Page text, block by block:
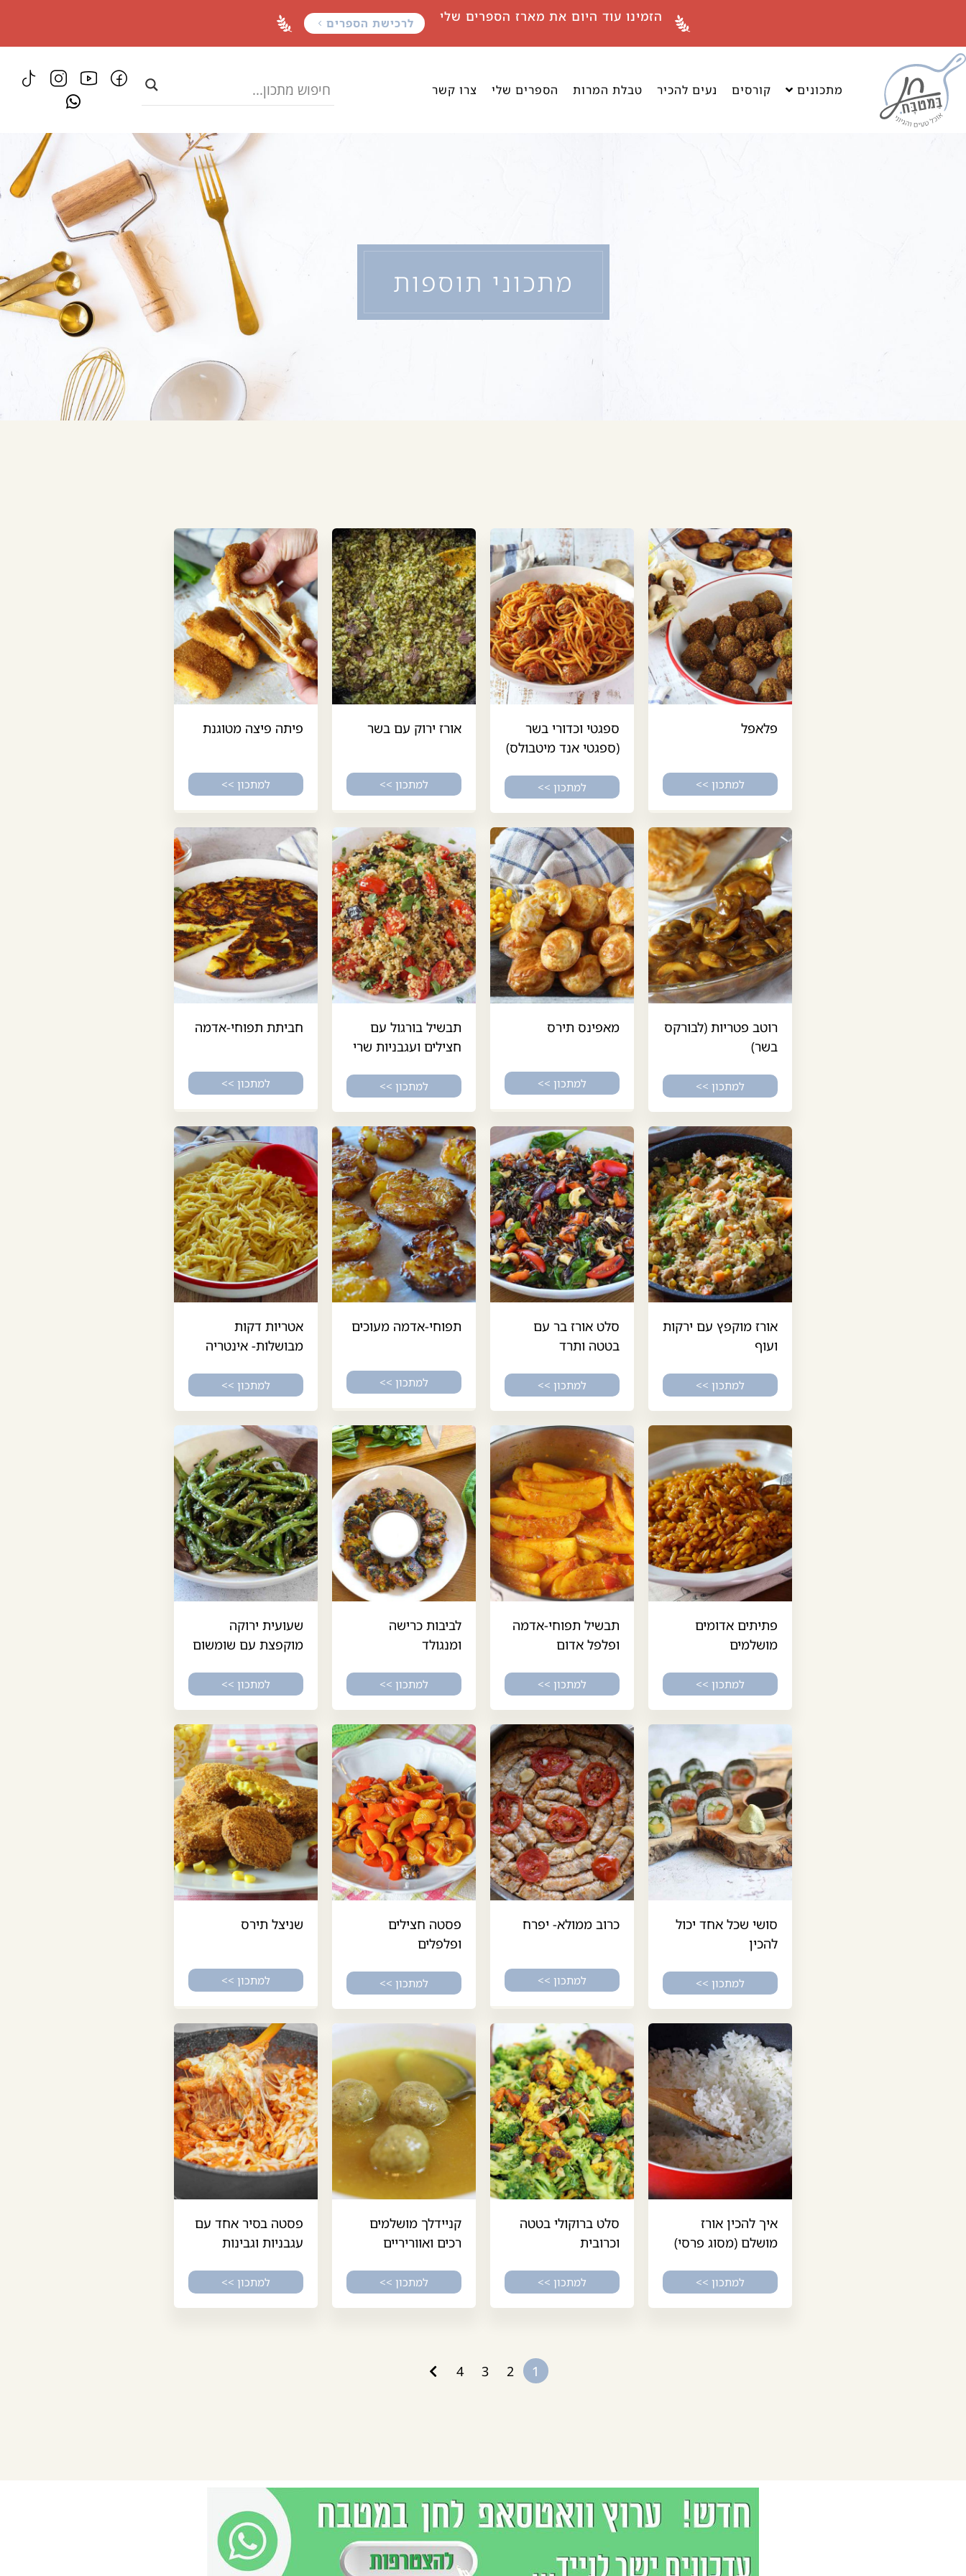
הזמינו עוד היום את מארז הספרים שלי לרכישת הספרים
מתכונים קורסים נעים להכיר טבלת המרות הספרים שלי צרו קשר
מתכוני תוספות
פלאפל
למתכון >>
ספגטי וכדורי בשר
(ספגטי אנד מיטבולס)
למתכון >>
אורז ירוק עם בשר
למתכון >>
פיתה פיצה מטוגנת
למתכון >>
רוטב פטריות (לבורקס
בשר)
למתכון >>
מאפינס תירס
למתכון >>
תבשיל בורגול עם
חצילים ועגבניות שרי
למתכון >>
חביתת תפוחי-אדמה
למתכון >>
אורז מוקפץ עם ירקות
ועוף
למתכון >>
סלט אורז בר עם
בטטה ותרד
למתכון >>
תפוחי-אדמה מעוכים
למתכון >>
אטריות דקות
מבושלות- אינטריה
למתכון >>
פתיתים אדומים
מושלמים
למתכון >>
תבשיל תפוחי-אדמה
ופלפל אדום
למתכון >>
לביבות כרישה
ומנגולד
למתכון >>
שעועית ירוקה
מוקפצת עם שומשום
למתכון >>
סושי שכל אחד יכול
להכין
למתכון >>
כרוב ממולא- יפרח
למתכון >>
פסטה חצילים
ופלפלים
למתכון >>
שניצל תירס
למתכון >>
איך להכין אורז
מושלם (מסוג פרסי)
למתכון >>
סלט ברוקולי בטטה
וכרובית
למתכון >>
קניידלך מושלמים
רכים ואווריריים
למתכון >>
פסטה בסיר אחד עם
עגבניות וגבינות
למתכון >>
1
2
3
4